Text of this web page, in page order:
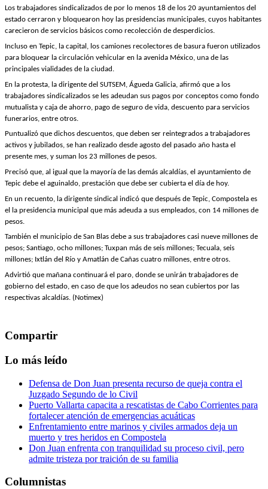
Los trabajadores sindicalizados de por lo menos 18 de los 20 ayuntamientos del
estado cerraron y bloquearon hoy las presidencias municipales, cuyos habitantes
carecieron de servicios básicos como recolección de desperdicios.
Incluso en Tepic, la capital, los camiones recolectores de basura fueron utilizados
para bloquear la circulación vehicular en la avenida México, una de las
principales vialidades de la ciudad.
En la protesta, la dirigente del SUTSEM, Águeda Galicia, afirmó que a los
trabajadores sindicalizados se les adeudan sus pagos por conceptos como fondo
mutualista y caja de ahorro, pago de seguro de vida, descuento para servicios
funerarios, entre otros.
Puntualizó que dichos descuentos, que deben ser reintegrados a trabajadores
activos y jubilados, se han realizado desde agosto del pasado año hasta el
presente mes, y suman los 23 millones de pesos.
Precisó que, al igual que la mayoría de las demás alcaldías, el ayuntamiento de
Tepic debe el aguinaldo, prestación que debe ser cubierta el día de hoy.
En un recuento, la dirigente sindical indicó que después de Tepic, Compostela es
el la presidencia municipal que más adeuda a sus empleados, con 14 millones de
pesos.
También el municipio de San Blas debe a sus trabajadores casi nueve millones de
pesos; Santiago, ocho millones; Tuxpan más de seis millones; Tecuala, seis
millones; Ixtlán del Río y Amatlán de Cañas cuatro millones, entre otros.
Advirtió que mañana continuará el paro, donde se unirán trabajadores de
gobierno del estado, en caso de que los adeudos no sean cubiertos por las
respectivas alcaldías. (Notimex)
Compartir
Lo más leído
Defensa de Don Juan presenta recurso de queja contra el
Juzgado Segundo de lo Civil
Puerto Vallarta capacita a rescatistas de Cabo Corrientes para
fortalecer atención de emergencias acuáticas
Enfrentamiento entre marinos y civiles armados deja un
muerto y tres heridos en Compostela
Don Juan enfrenta con tranquilidad su proceso civil, pero
admite tristeza por traición de su familia
Columnistas